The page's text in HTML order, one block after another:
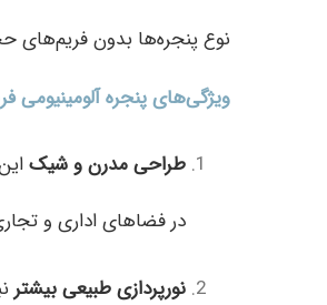
نوع پنجره‌ها بدون فریم‌های
ویژگی‌های پنجره آلومینیومی
طراحی مدرن و شیک
در فضاهای اداری و
نورپردازی طبیعی بیشتر